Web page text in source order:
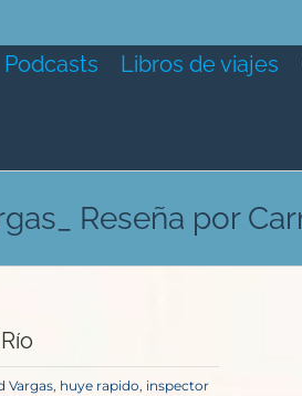
Podcasts Libros de viajes
Reseña por
Vargas, huye rapido, inspector